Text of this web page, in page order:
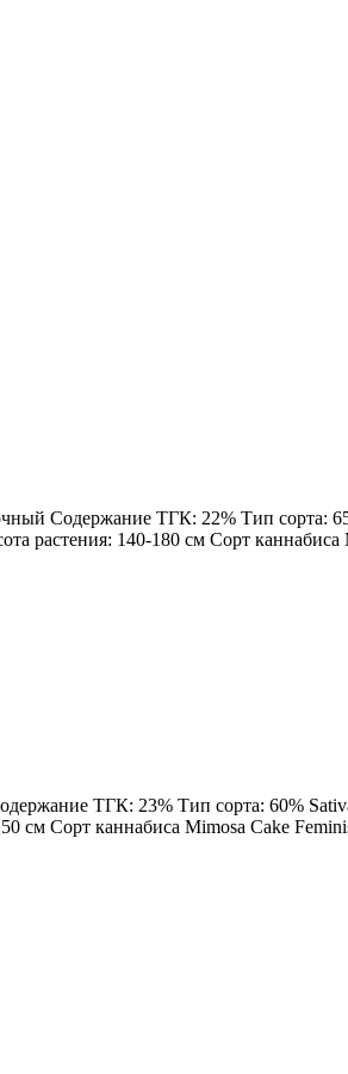
Содержание ТГК: 22% Тип сорта:
растения: 140-180 см Сорт
ТГК: 23% Тип сорта: 60%
см Сорт каннабиса Mimosa Cake